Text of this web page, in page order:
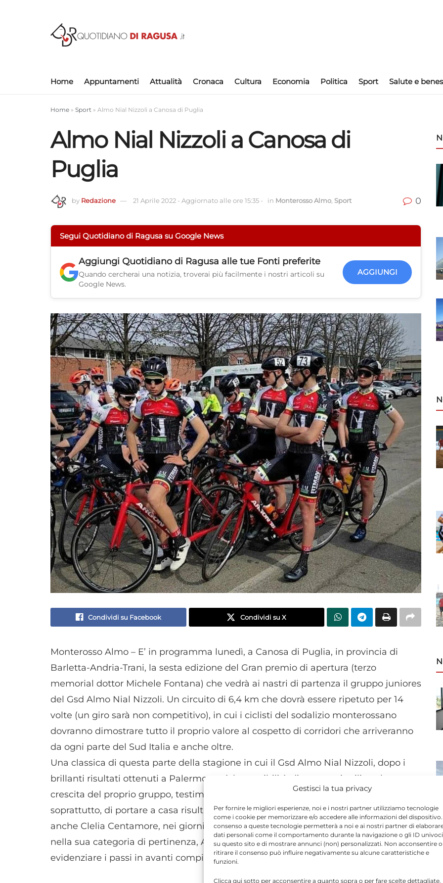
Gestisci la tua privacy
Per fornire le migliori esperienze, noi e i nostri partner utilizziamo tecnologie
come i cookie per memorizzare e/o accedere alle informazioni del
consenso a queste tecnologie permetterà a noi e ai nostri partner di
dati personali come il comportamento durante la navigazione o gli ID univoci
su questo sito e di mostrare annunci (non) personalizzati. Non acconsentire o
ritirare il consenso può influire negativamente su alcune caratteristiche e
funzioni.
Clicca qui sotto per acconsentire a quanto sopra o per fare scelte dettagliate.
Home Appuntamenti Attualità Cronaca Cultura Economia Politica Sport Salute e
Home » Sport » Almo Nial Nizzoli a Canosa di Puglia
Almo Nial Nizzoli a Canosa di
Puglia
by Redazione 21 Aprile 2022 - Aggiornato alle ore 15:35 - in Monterosso Almo, Sport 0
Segui Quotidiano di Ragusa su Google News
Aggiungi Quotidiano di Ragusa alle tue Fonti preferite
Quando cercherai una notizia, troverai più facilmente i nostri articoli su
Google News.
AGGIUNGI
Condividi su Facebook Condividi su X
Monterosso Almo – E’ in programma lunedì, a Canosa di Puglia, in provincia di
Barletta-Andria-Trani, la sesta edizione del Gran premio di apertura (terzo
memorial dottor Michele Fontana) che vedrà ai nastri di partenza il gruppo juniores
del Gsd Almo Nial Nizzoli. Un circuito di 6,4 km che dovrà essere ripetuto per 14
volte (un giro sarà non competitivo), in cui i ciclisti del sodalizio monterossano
dovranno dimostrare tutto il proprio valore al cospetto di corridori che arriveranno
da ogni parte del Sud Italia e anche oltre.
Una classica di questa parte della stagione in cui il Gsd Almo Nial Nizzoli, dopo i
brillanti risultati ottenuti a Palermo, avrà la possibilità di mettere in rilievo la
crescita del proprio gruppo, testimoniando quanta voglia ci sia di fare bene e,
soprattutto, di portare a casa risultati di un certo spessore. Così come ha fatto
anche Clelia Centamore, nei giorni scorsi, che ha corso in Emilia e in Toscana e che,
nella sua categoria di pertinenza, Allievi donne, ha avuto l’opportunità di
evidenziare i passi in avanti compiuti.